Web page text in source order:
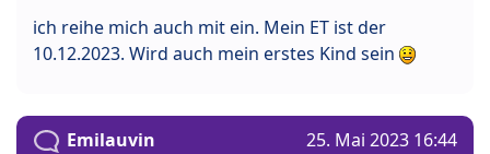
ich reihe mich auch mit ein. Mein ET ist der
10.12.2023. Wird auch mein erstes Kind sein
Emilauvin 25. Mai 2023 16:44